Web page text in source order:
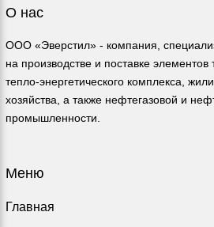
О нас
ООО «Эверстил» - компания,
на производстве и поставке
тепло-энергетического комплекса,
хозяйства, а также нефтегазовой и
промышленности.
Меню
Главная